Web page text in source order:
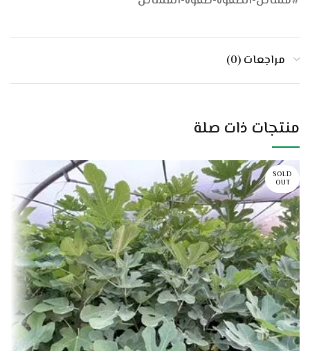
مراجعات (0)
منتجات ذات صلة
SOLD
OUT